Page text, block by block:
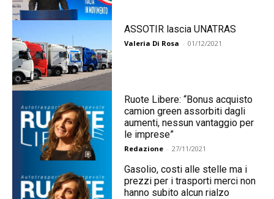
ASSOTIR lascia UNATRAS
Valeria Di Rosa - 01/12/2021
Ruote Libere: “Bonus acquisto
camion green assorbiti dagli
aumenti, nessun vantaggio per
le imprese”
Redazione - 27/11/2021
Gasolio, costi alle stelle ma i
prezzi per i trasporti merci non
hanno subito alcun rialzo